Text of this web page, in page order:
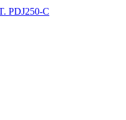
PDJ250-C